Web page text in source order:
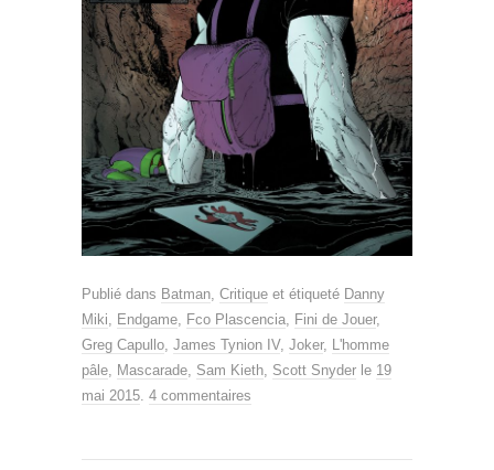
Publié dans Batman, Critique et étiqueté Danny
Miki, Endgame, Fco Plascencia, Fini de Jouer,
Greg Capullo, James Tynion IV, Joker, L'homme
pâle, Mascarade, Sam Kieth, Scott Snyder le 19
mai 2015. 4 commentaires